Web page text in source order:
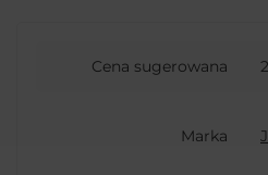
Cena sugerowana
Marka